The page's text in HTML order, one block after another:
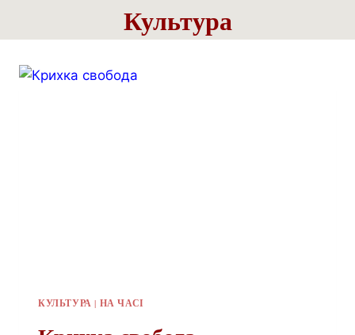
Культура
КУЛЬТУРА | НА ЧАСІ